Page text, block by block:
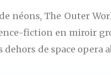
néons, The Outer
fiction en miroir
de space